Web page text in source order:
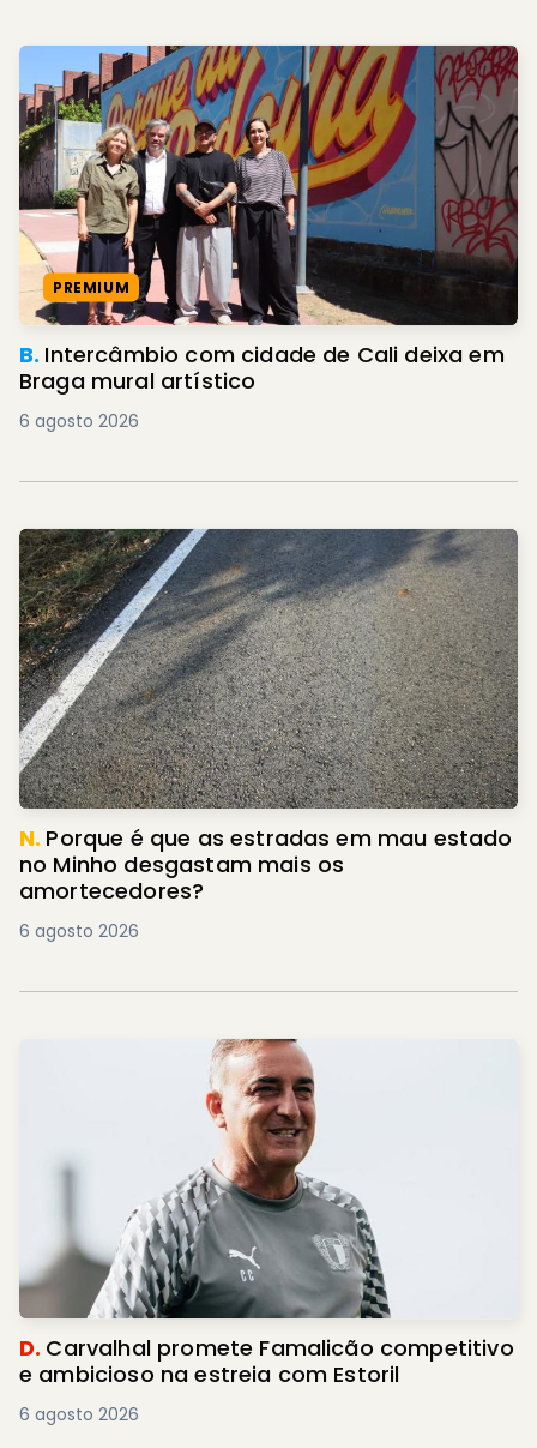
PREMIUM
B. Intercâmbio com cidade de Cali deixa em
Braga mural artístico
6 agosto 2026
N. Porque é que as estradas em mau estado
no Minho desgastam mais os
amortecedores?
6 agosto 2026
D. Carvalhal promete Famalicão competitivo
e ambicioso na estreia com Estoril
6 agosto 2026